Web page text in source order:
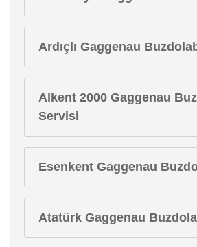
Ardıçlı Gaggenau
Alkent 2000 Gaggenau
Servisi
Esenkent Gaggenau
Atatürk Gaggenau